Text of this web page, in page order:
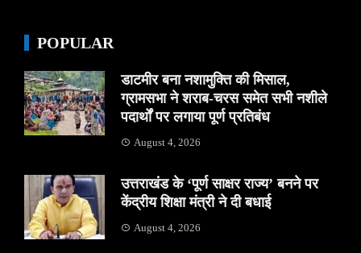
POPULAR
डाटमीर बना नशामुक्ति की मिसाल,
ग्रामसभा ने शराब-चरस समेत सभी नशीले
पदार्थों पर लगाया पूर्ण प्रतिबंध
August 4, 2026
उत्तराखंड के ‘पूर्ण साक्षर राज्य’ बनने पर
केंद्रीय शिक्षा मंत्री ने दी बधाई
August 4, 2026